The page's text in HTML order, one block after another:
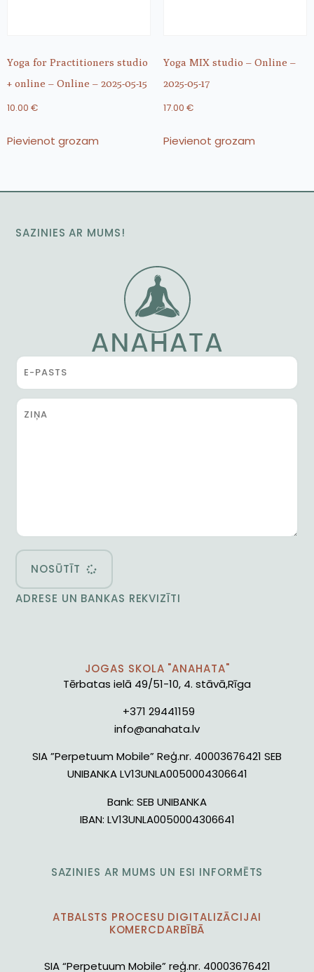
Yoga for Practitioners studio
+ online – Online – 2025-05-15
10.00 €
Pievienot grozam
Yoga MIX studio – Online –
2025-05-17
17.00 €
Pievienot grozam
SAZINIES AR MUMS!
NOSŪTĪT
ADRESE UN BANKAS REKVIZĪTI
JOGAS SKOLA "ANAHATA"
Tērbatas ielā 49/51-10, 4. stāvā,Rīga
+371 29441159
info@anahata.lv
SIA ”Perpetuum Mobile” Reģ.nr. 40003676421 SEB
UNIBANKA LV13UNLA0050004306641
Bank: SEB UNIBANKA
IBAN: LV13UNLA0050004306641
SAZINIES AR MUMS UN ESI INFORMĒTS
ATBALSTS PROCESU DIGITALIZĀCIJAI
KOMERCDARBĪBĀ
SIA “Perpetuum Mobile” reģ.nr. 40003676421